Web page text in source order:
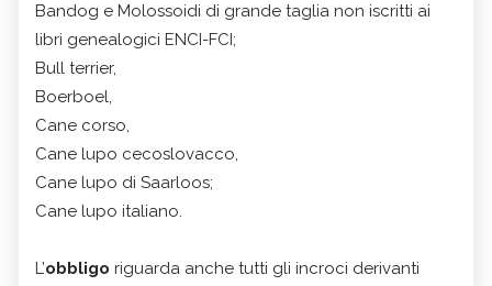
Bandog e Molossoidi di grande taglia non iscritti ai
libri genealogici ENCI-FCI;
Bull terrier,
Boerboel,
Cane corso,
Cane lupo cecoslovacco,
Cane lupo di Saarloos;
Cane lupo italiano.
L’obbligo riguarda anche tutti gli incroci derivanti